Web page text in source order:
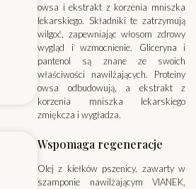
owsa i ekstrakt z korzenia mniszka
lekarskiego. Składniki te zatrzymują
wilgoć, zapewniając włosom zdrowy
wygląd i wzmocnienie. Gliceryna i
pantenol są znane ze swoich
właściwości nawilżających. Proteiny
owsa odbudowują, a ekstrakt z
korzenia mniszka lekarskiego
zmiękcza i wygładza.
Wspomaga regeneracje
Olej z kiełków pszenicy, zawarty w
szamponie nawilżającym VIANEK,